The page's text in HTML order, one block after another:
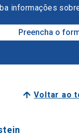
informações
Preencha o
Voltar ao